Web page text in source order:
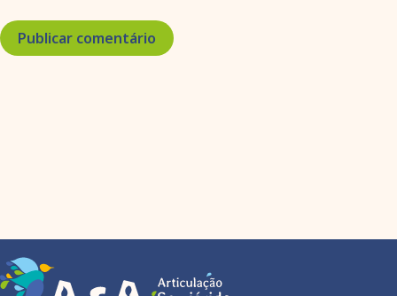
Publicar comentário